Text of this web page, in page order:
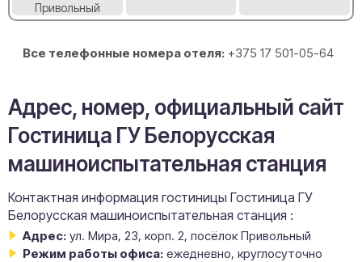
Привольный
Все телефонные номера отеля: +375 17 501-05-64
Адрес, номер, официальный сайт
Гостиница ГУ Белорусская
машиноиспытательная станция
Контактная информация гостиницы Гостиница ГУ
Белорусская машиноиспытательная станция :
Адрес: ул. Мира, 23, корп. 2, посёлок Привольный
Режим работы офиса: ежедневно, круглосуточно